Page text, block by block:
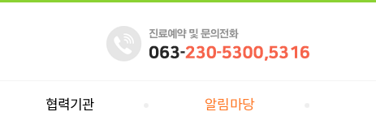
협력기관 알림마당